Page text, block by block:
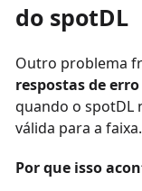
do spotDL
Outro problema
respostas de erro
quando o spotDL
válida para a faixa.
Por que isso